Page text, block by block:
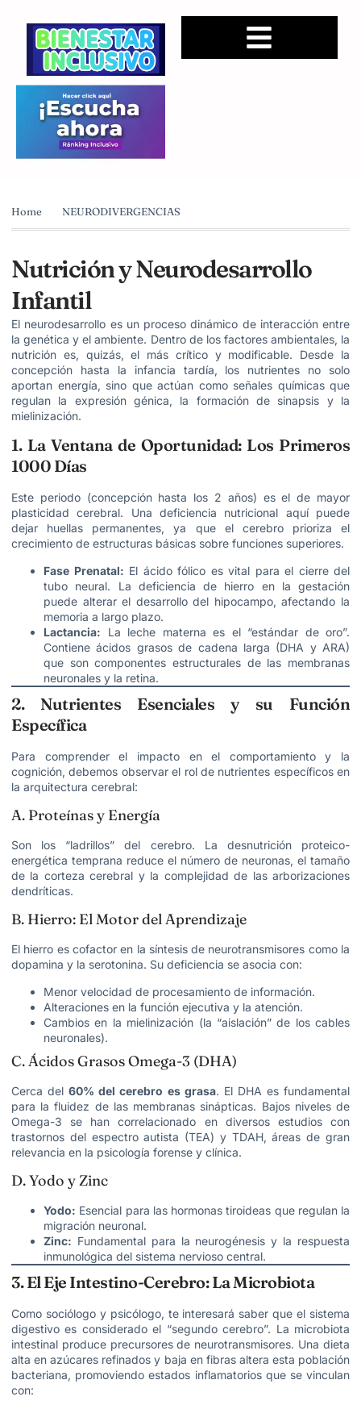
Home NEURODIVERGENCIAS
Nutrición y Neurodesarrollo
Infantil
El neurodesarrollo es un proceso dinámico de interacción entre
la genética y el ambiente. Dentro de los factores ambientales, la
nutrición es, quizás, el más crítico y modificable. Desde la
concepción hasta la infancia tardía, los nutrientes no solo
aportan energía, sino que actúan como señales químicas que
regulan la expresión génica, la formación de sinapsis y la
mielinización.
1. La Ventana de Oportunidad: Los Primeros
1000 Días
Este periodo (concepción hasta los 2 años) es el de mayor
plasticidad cerebral. Una deficiencia nutricional aquí puede
dejar huellas permanentes, ya que el cerebro prioriza el
crecimiento de estructuras básicas sobre funciones superiores.
Fase Prenatal: El ácido fólico es vital para el cierre del
tubo neural. La deficiencia de hierro en la gestación
puede alterar el desarrollo del hipocampo, afectando la
memoria a largo plazo.
Lactancia: La leche materna es el “estándar de oro”.
Contiene ácidos grasos de cadena larga (DHA y ARA)
que son componentes estructurales de las membranas
neuronales y la retina.
2. Nutrientes Esenciales y su Función
Específica
Para comprender el impacto en el comportamiento y la
cognición, debemos observar el rol de nutrientes específicos en
la arquitectura cerebral:
A. Proteínas y Energía
Son los “ladrillos” del cerebro. La desnutrición proteico-
energética temprana reduce el número de neuronas, el tamaño
de la corteza cerebral y la complejidad de las arborizaciones
dendríticas.
B. Hierro: El Motor del Aprendizaje
El hierro es cofactor en la síntesis de neurotransmisores como la
dopamina y la serotonina. Su deficiencia se asocia con:
Menor velocidad de procesamiento de información.
Alteraciones en la función ejecutiva y la atención.
Cambios en la mielinización (la “aislación” de los cables
neuronales).
C. Ácidos Grasos Omega-3 (DHA)
Cerca del60% del cerebro es grasa. El DHA es fundamental
para la fluidez de las membranas sinápticas. Bajos niveles de
Omega-3 se han correlacionado en diversos estudios con
trastornos del espectro autista (TEA) y TDAH, áreas de gran
relevancia en la psicología forense y clínica.
D. Yodo y Zinc
Yodo: Esencial para las hormonas tiroideas que regulan la
migración neuronal.
Zinc: Fundamental para la neurogénesis y la respuesta
inmunológica del sistema nervioso central.
3. El Eje Intestino-Cerebro: La Microbiota
Como sociólogo y psicólogo, te interesará saber que el sistema
digestivo es considerado el “segundo cerebro”. La microbiota
intestinal produce precursores de neurotransmisores. Una dieta
alta en azúcares refinados y baja en fibras altera esta población
bacteriana, promoviendo estados inflamatorios que se vinculan
con: